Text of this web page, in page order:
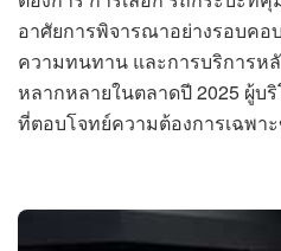
อาศัยการพิจารณาอย่างรอบคอ
ความทนทาน และการบริการห
หลากหลายในตลาดปี 2025 ผู้บ
ที่ตอบโจทย์ความต้องการเฉพา